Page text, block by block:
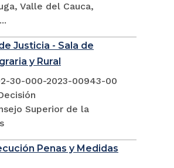
Valle del Cauca,
Justicia - Sala de
y Rural
30-000-2023-00943-00
Superior de la
Penas y Medidas